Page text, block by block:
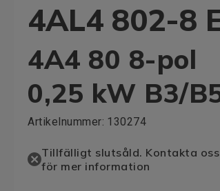
4AL4 802-8
4A4 80 8-pol
0,25 kW B3/
Artikelnummer: 130274
Tillfälligt slutsåld. Kontakta oss
för mer information